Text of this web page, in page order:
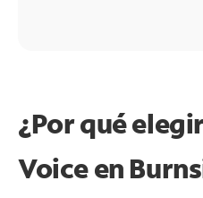
¿Por qué
Voice en